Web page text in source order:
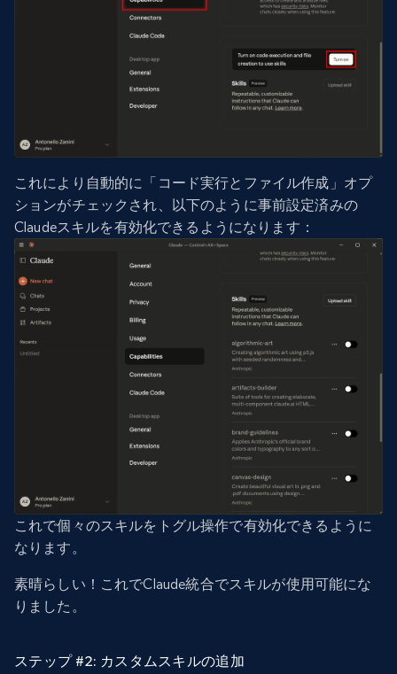
これにより自動的に「コード実行とファイル作成」オプ
ションがチェックされ、以下のように事前設定済みの
Claudeスキルを有効化できるようになります：
これで個々のスキルをトグル操作で有効化できるように
なります。
素晴らしい！これでClaude統合でスキルが使用可能にな
りました。
ステップ #2: カスタムスキルの追加